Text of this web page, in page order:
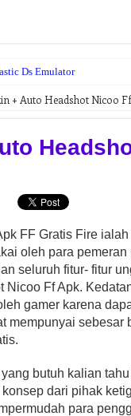
Ds Emulator
Magic Bagas31
+ Auto Headshot Nicoo
FF Gratis Fire
oleh para pemeran
seluruh fitur- fitur
Nicoo Ff Apk.
gamer karena
mempunyai sebesar
butuh kalian
dari pihak
para